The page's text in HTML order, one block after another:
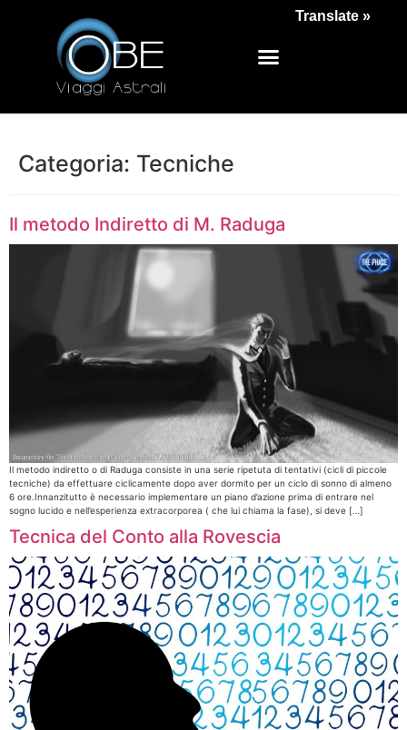
Categoria: Tecniche
Il metodo Indiretto di M. Raduga
Il metodo indiretto o di Raduga consiste in una serie ripetuta di tentativi (cicli di piccole
tecniche) da effettuare ciclicamente dopo aver dormito per un ciclo di sonno di almeno
6 ore.Innanzitutto è necessario implementare un piano d’azione prima di entrare nel
sogno lucido e nell’esperienza extracorporea ( che lui chiama la fase), si deve […]
Tecnica del Conto alla Rovescia
Translate »